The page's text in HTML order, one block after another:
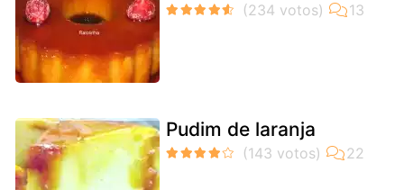
Pudim de laranja